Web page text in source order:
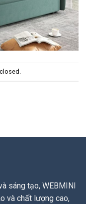
sáng tạo, WEBMINI
và chất lượng cao,